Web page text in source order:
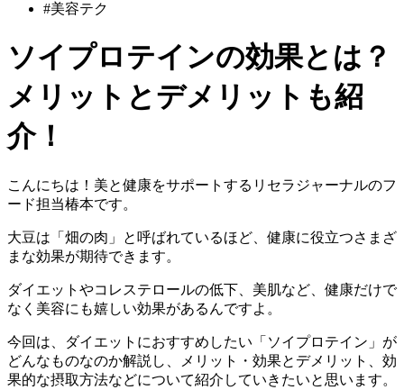
#美容テク
ソイプロテインの効果とは？
メリットとデメリットも紹
介！
こんにちは！美と健康をサポートするリセラジャーナルのフ
ード担当椿本です。
大豆は 「畑の肉」
と呼ばれているほど、健康に役立つさまざ
まな効果が期待できます。
ダイエットやコレステロールの低下、美肌など、健康だけで
なく 美容にも嬉しい効果があるんですよ。
今回は、ダイエットにおすすめしたい「ソイプロテイン」が
どんなものなのか解説し、メリット・効果とデメリット、効
果的な摂取方法などについて紹介していきたいと思います。